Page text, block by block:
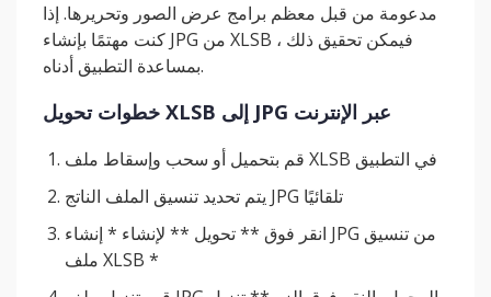
مدعومة من قبل معظم برامج عرض الصور وتحريرها. إذا
كنت مهتمًا بإنشاء JPG من XLSB ، فيمكن تحقيق ذلك
بمساعدة التطبيق أدناه.
خطوات تحويل XLSB إلى JPG عبر الإنترنت
قم بتحميل أو سحب وإسقاط ملف XLSB في التطبيق
يتم تحديد تنسيق الملف الناتج JPG تلقائيًا
انقر فوق ** تحويل ** لإنشاء * إنشاء JPG من تنسيق
ملف XLSB *